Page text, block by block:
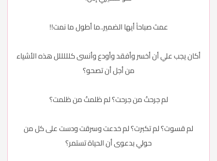
عمتَ صباحاً أيها الضمير..ما أطول ما نمت!!
أكان يجب علي أن أخسر وأفقد وأودع وأنسى كلللللل هذه الأشياء
من أجل أن تصحو؟
لم جرحتُ من جرحت؟ لم ظلمتُ من ظلمت؟
لم قسوت؟ لم تكبرت؟ لم خدعت وسرقت ودست على كل من
حولي بدعوى أن الحياة تستمر؟